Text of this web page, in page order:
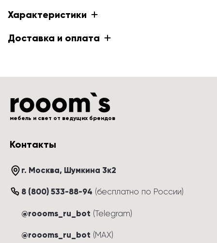
Характеристики
Доставка и оплата
мебель и свет от ведущих брендов
Контакты
г. Москва, Шумкина 3к2
8 (800) 533-88-94 (бесплатно по России)
@roooms_ru_bot (Telegram)
@roooms_ru_bot (MAX)